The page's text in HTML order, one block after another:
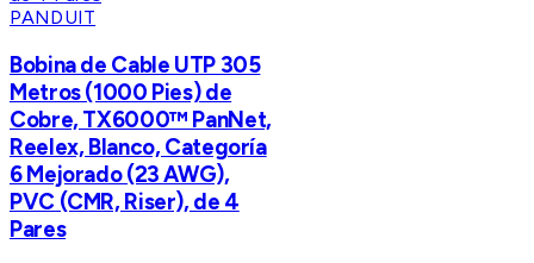
PANDUIT
Bobina de Cable UTP 305
Metros (1000 Pies) de
Cobre, TX6000™ PanNet,
Reelex, Blanco, Categoría
6 Mejorado (23 AWG),
PVC (CMR, Riser), de 4
Pares